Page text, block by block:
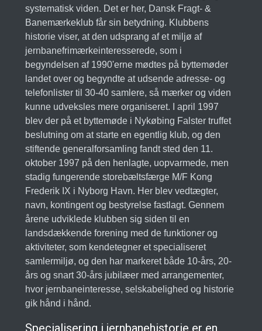
systematisk viden. Det er her, Dansk Fragt- &
Banemærkeklub får sin betydning. Klubbens
historie viser, at den udsprang af et miljø af
jernbanefrimærkeinteresserede, som i
begyndelsen af 1990'erne mødtes på byttemøder
landet over og begyndte at udsende adresse- og
telefonlister til 30-40 samlere, så mærker og viden
kunne udveksles mere organiseret. I april 1997
blev der på et byttemøde i Nykøbing Falster truffet
beslutning om at starte en egentlig klub, og den
stiftende generalforsamling fandt sted den 11.
oktober 1997 på den henlagte, uopvarmede, men
stadig fungerende storebæltsfærge M/F Kong
Frederik IX i Nyborg Havn. Her blev vedtægter,
navn, kontingent og bestyrelse fastlagt. Gennem
årene udviklede klubben sig siden til en
landsdækkende forening med de funktioner og
aktiviteter, som kendetegner et specialiseret
samlermiljø, og den har markeret både 10-års, 20-
års og snart 30-års jubilæer med arrangementer,
hvor jernbaneinteresse, selskabelighed og historie
gik hånd i hånd.
Specialisering i jernbanehistorie er en